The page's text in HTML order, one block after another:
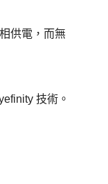
供電，而無
技術。